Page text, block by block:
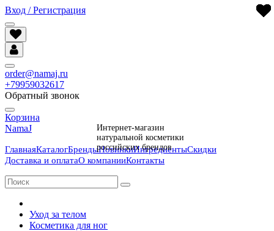
Вход / Регистрация
order@namaj.ru
+79959032617
Обратный звонок
Корзина
NamaJ
Интернет-магазин
натуральной косметики
российских брендов
ГлавнаяКаталогБрендыНовинкиИнгредиентыСкидки
Доставка и оплатаО компанииКонтакты
Уход за телом
Косметика для ног